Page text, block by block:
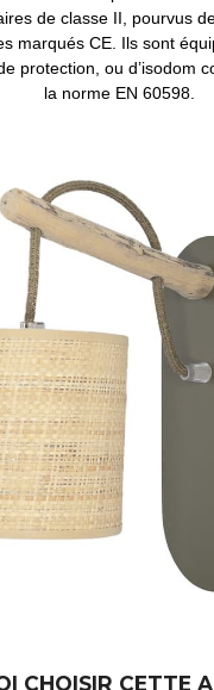
de classe II, pourvus
marqués CE. Ils sont
protection, ou d’isodom
la norme EN 60598.
CHOISIR CETTE